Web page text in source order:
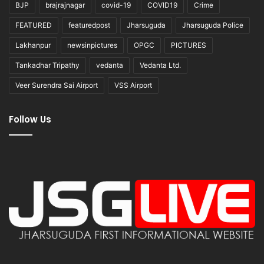
BJP brajrajnagar covid-19 COVID19 Crime
FEATURED featuredpost Jharsuguda Jharsuguda Police
Lakhanpur newsinpictures OPGC PICTURES
Tankadhar Tripathy vedanta Vedanta Ltd.
Veer Surendra Sai Airport VSS Airport
Follow Us